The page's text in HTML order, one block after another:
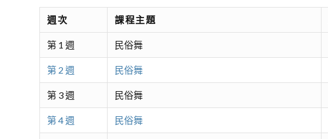
週次 課程主題
第 1 週 民俗舞
第 2 週 民俗舞
第 3 週 民俗舞
第 4 週 民俗舞